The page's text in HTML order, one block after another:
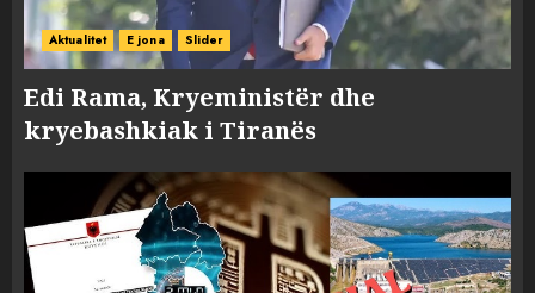
Aktualitet E jona Slider
Edi Rama, Kryeministër dhe
kryebashkiak i Tiranës